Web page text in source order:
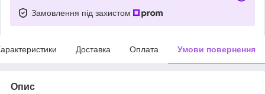
Замовлення під захистом
Доставка Оплата Умови повернення
Опис